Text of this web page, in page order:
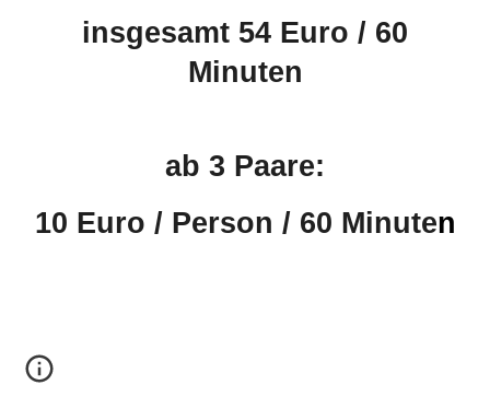
insgesamt 54 Euro / 60
Minuten
ab 3 Paare:
10 Euro / Person / 60 Minuten